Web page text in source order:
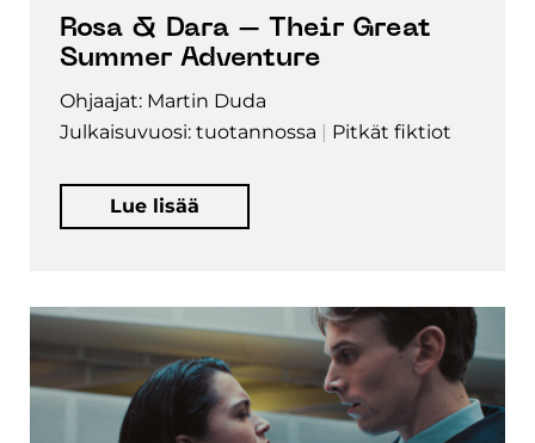
Rosa & Dara – Their Great
Summer Adventure
Ohjaajat: Martin Duda
Julkaisuvuosi: tuotannossa
Pitkät fiktiot
Lue lisää